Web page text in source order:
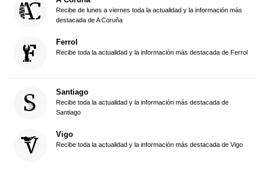
Recibe de lunes a viernes toda la actualidad y la información más
destacada de A Coruña
Ferrol
Recibe toda la actualidad y la información más destacada de Ferrol
Santiago
Recibe toda la actualidad y la información más destacada de
Santiago
Vigo
Recibe toda la actualidad y la información más destacada de Vigo